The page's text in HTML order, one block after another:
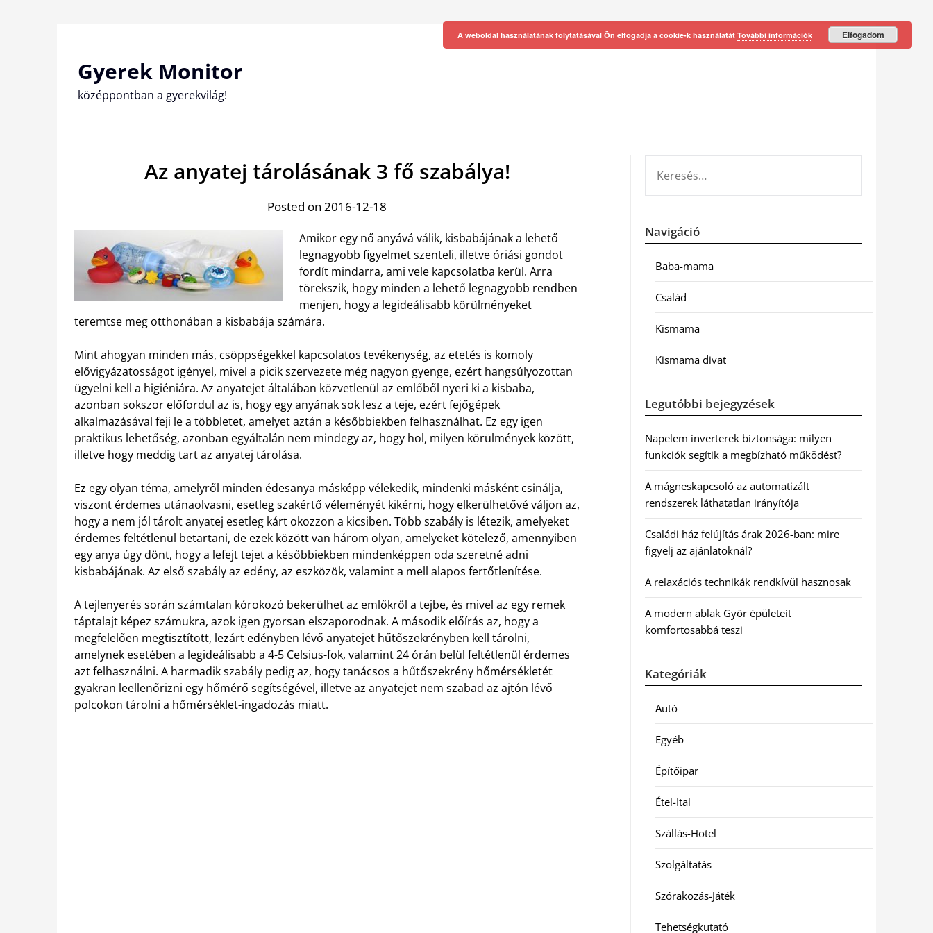
Gyerek Monitor
középpontban a gyerekvilág!
Az anyatej tárolásának 3 fő szabálya!
Posted on 2016-12-18
Amikor egy nő anyává válik, kisbabájának a lehető
legnagyobb figyelmet szenteli, illetve óriási gondot
fordít mindarra, ami vele kapcsolatba kerül. Arra
törekszik, hogy minden a lehető legnagyobb rendben
menjen, hogy a legideálisabb körülményeket
teremtse meg otthonában a kisbabája számára.
Mint ahogyan minden más, csöppségekkel kapcsolatos tevékenység, az etetés is komoly
elővigyázatosságot igényel, mivel a picik szervezete még nagyon gyenge, ezért hangsúlyozottan
ügyelni kell a higiéniára. Az anyatejet általában közvetlenül az emlőből nyeri ki a kisbaba,
azonban sokszor előfordul az is, hogy egy anyának sok lesz a teje, ezért fejőgépek
alkalmazásával feji le a többletet, amelyet aztán a későbbiekben felhasználhat. Ez egy igen
praktikus lehetőség, azonban egyáltalán nem mindegy az, hogy hol, milyen körülmények között,
illetve hogy meddig tart az anyatej tárolása.
Ez egy olyan téma, amelyről minden édesanya másképp vélekedik, mindenki másként csinálja,
viszont érdemes utánaolvasni, esetleg szakértő véleményét kikérni, hogy elkerülhetővé váljon az,
hogy a nem jól tárolt anyatej esetleg kárt okozzon a kicsiben. Több szabály is létezik, amelyeket
érdemes feltétlenül betartani, de ezek között van három olyan, amelyeket kötelező, amennyiben
egy anya úgy dönt, hogy a lefejt tejet a későbbiekben mindenképpen oda szeretné adni
kisbabájának. Az első szabály az edény, az eszközök, valamint a mell alapos fertőtlenítése.
A tejlenyerés során számtalan kórokozó bekerülhet az emlőkről a tejbe, és mivel az egy remek
táptalajt képez számukra, azok igen gyorsan elszaporodnak. A második előírás az, hogy a
megfelelően megtisztított, lezárt edényben lévő anyatejet hűtőszekrényben kell tárolni,
amelynek esetében a legideálisabb a 4-5 Celsius-fok, valamint 24 órán belül feltétlenül érdemes
azt felhasználni. A harmadik szabály pedig az, hogy tanácsos a hűtőszekrény hőmérsékletét
gyakran leellenőrizni egy hőmérő segítségével, illetve az anyatejet nem szabad az ajtón lévő
polcokon tárolni a hőmérséklet-ingadozás miatt.
Navigáció
Baba-mama
Család
Kismama
Kismama divat
Legutóbbi bejegyzések
Napelem inverterek biztonsága: milyen
funkciók segítik a megbízható működést?
A mágneskapcsoló az automatizált
rendszerek láthatatlan irányítója
Családi ház felújítás árak 2026-ban: mire
figyelj az ajánlatoknál?
A relaxációs technikák rendkívül hasznosak
A modern ablak Győr épületeit
komfortosabbá teszi
Kategóriák
Autó
Egyéb
Építőipar
Étel-Ital
Szállás-Hotel
Szolgáltatás
Szórakozás-Játék
Tehetségkutató
A weboldal használatának folytatásával Ön elfogadja a cookie-k használatát További információk Elfogadom